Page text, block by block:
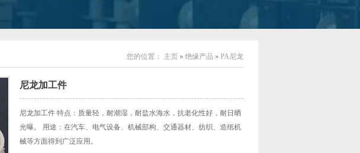
您的位置： 主页 » 绝缘产品 » PA尼龙
尼龙加工件
尼龙加工件 特点：质量轻，耐潮湿，耐盐水海水，抗老化性好，耐日晒
光曝。 用途：在汽车、电气设备、机械部构、交通器材、纺织、造纸机
械等方面得到广泛应用。